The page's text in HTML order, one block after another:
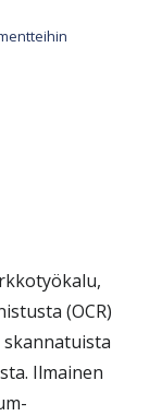
(OCR)
Ilmainen